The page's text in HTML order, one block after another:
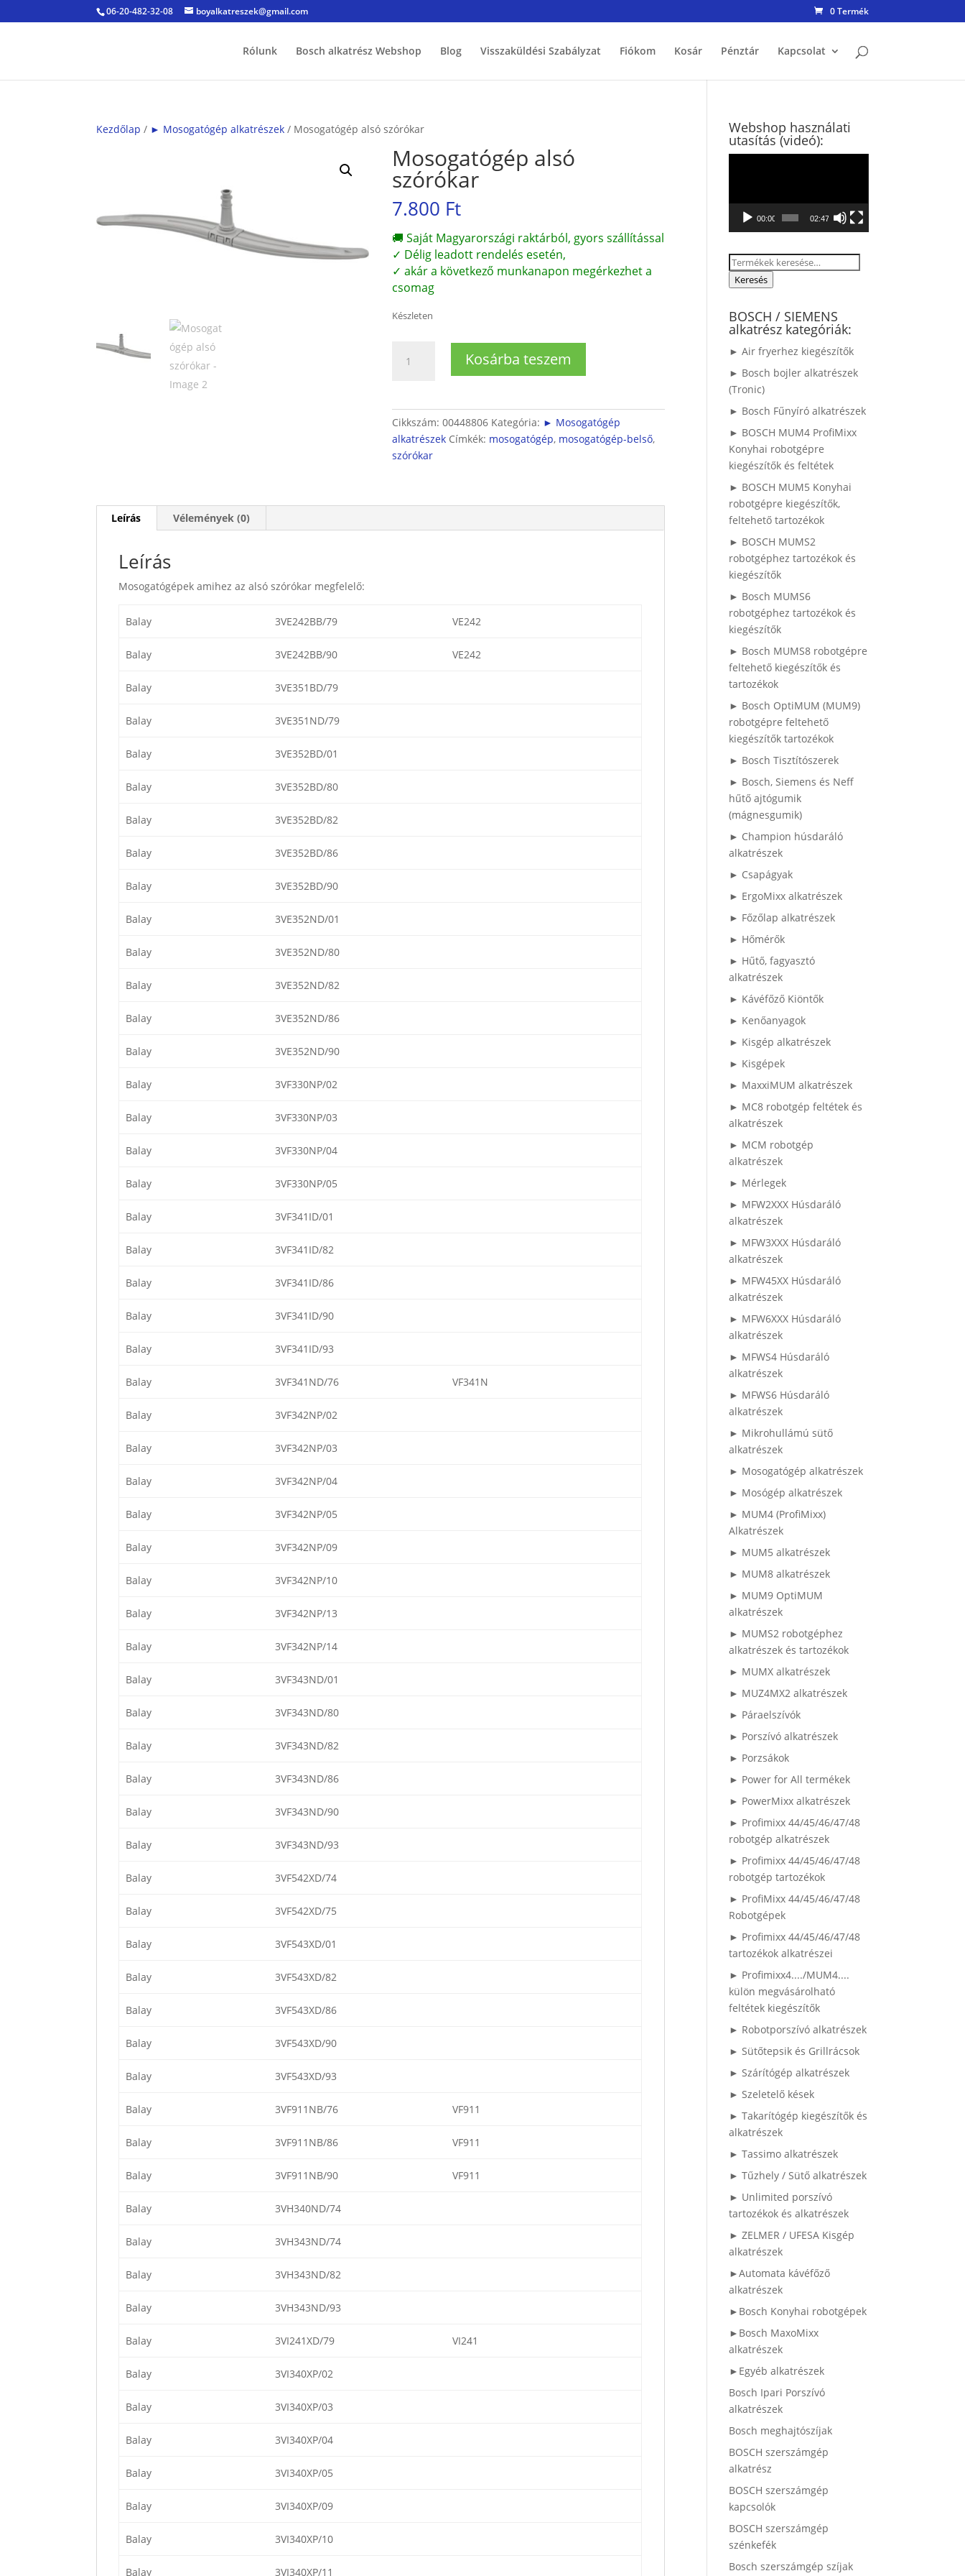
06-20-482-32-08 boyalkatreszek@gmail.com 0 Termék
Rólunk Bosch alkatrész Webshop Blog Visszaküldési Szabályzat Fiókom Kosár Pénztár Kapcsolat
Kezdőlap / ► Mosogatógép alkatrészek / Mosogatógép alsó szórókar
Mosogatógép alsó
szórókar
7.800 Ft
🚚 Saját Magyarországi raktárból, gyors szállítással
✓ Délig leadott rendelés esetén,
✓ akár a következő munkanapon megérkezhet a
csomag
Készleten
alsó
Kosárba teszem
Cikkszám:00448806 Kategória: ► Mosogatógép
alkatrészek Címkék: mosogatógép, mosogatógép-belső,
szórókar
Leírás Vélemények (0)
Leírás
Mosogatógépek amihez az alsó szórókar megfelelő:
Balay 3VE242BB/79 VE242
Balay 3VE242BB/90 VE242
Balay 3VE351BD/79
Balay 3VE351ND/79
Balay 3VE352BD/01
Balay 3VE352BD/80
Balay 3VE352BD/82
Balay 3VE352BD/86
Balay 3VE352BD/90
Balay 3VE352ND/01
Balay 3VE352ND/80
Balay 3VE352ND/82
Balay 3VE352ND/86
Balay 3VE352ND/90
Balay 3VF330NP/02
Balay 3VF330NP/03
Balay 3VF330NP/04
Balay 3VF330NP/05
Balay 3VF341ID/01
Balay 3VF341ID/82
Balay 3VF341ID/86
Balay 3VF341ID/90
Balay 3VF341ID/93
Balay 3VF341ND/76 VF341N
Balay 3VF342NP/02
Balay 3VF342NP/03
Balay 3VF342NP/04
Balay 3VF342NP/05
Balay 3VF342NP/09
Balay 3VF342NP/10
Balay 3VF342NP/13
Balay 3VF342NP/14
Balay 3VF343ND/01
Balay 3VF343ND/80
Balay 3VF343ND/82
Balay 3VF343ND/86
Balay 3VF343ND/90
Balay 3VF343ND/93
Balay 3VF542XD/74
Balay 3VF542XD/75
Balay 3VF543XD/01
Balay 3VF543XD/82
Balay 3VF543XD/86
Balay 3VF543XD/90
Balay 3VF543XD/93
Balay 3VF911NB/76 VF911
Balay 3VF911NB/86 VF911
Balay 3VF911NB/90 VF911
Balay 3VH340ND/74
Balay 3VH343ND/74
Balay 3VH343ND/82
Balay 3VH343ND/93
Balay 3VI241XD/79 VI241
Balay 3VI340XP/02
Balay 3VI340XP/03
Balay 3VI340XP/04
Balay 3VI340XP/05
Balay 3VI340XP/09
Balay 3VI340XP/10
Balay 3VI340XP/11
Webshop használati
utasítás (videó):
00:00 02:47
Keresés
Keresés
BOSCH / SIEMENS
alkatrész kategóriák:
► Air fryerhez kiegészítők
► Bosch bojler alkatrészek
(Tronic)
► Bosch Fűnyíró alkatrészek
► BOSCH MUM4 ProfiMixx
Konyhai robotgépre
kiegészítők és feltétek
► BOSCH MUM5 Konyhai
robotgépre kiegészítők,
feltehető tartozékok
► BOSCH MUMS2
robotgéphez tartozékok és
kiegészítők
► Bosch MUMS6
robotgéphez tartozékok és
kiegészítők
► Bosch MUMS8 robotgépre
feltehető kiegészítők és
tartozékok
► Bosch OptiMUM (MUM9)
robotgépre feltehető
kiegészítők tartozékok
► Bosch Tisztítószerek
► Bosch, Siemens és Neff
hűtő ajtógumik
(mágnesgumik)
► Champion húsdaráló
alkatrészek
► Csapágyak
► ErgoMixx alkatrészek
► Főzőlap alkatrészek
► Hőmérők
► Hűtő, fagyasztó
alkatrészek
► Kávéfőző Kiöntők
► Kenőanyagok
► Kisgép alkatrészek
► Kisgépek
► MaxxiMUM alkatrészek
► MC8 robotgép feltétek és
alkatrészek
► MCM robotgép
alkatrészek
► Mérlegek
► MFW2XXX Húsdaráló
alkatrészek
► MFW3XXX Húsdaráló
alkatrészek
► MFW45XX Húsdaráló
alkatrészek
► MFW6XXX Húsdaráló
alkatrészek
► MFWS4 Húsdaráló
alkatrészek
► MFWS6 Húsdaráló
alkatrészek
► Mikrohullámú sütő
alkatrészek
► Mosogatógép alkatrészek
► Mosógép alkatrészek
► MUM4 (ProfiMixx)
Alkatrészek
► MUM5 alkatrészek
► MUM8 alkatrészek
► MUM9 OptiMUM
alkatrészek
► MUMS2 robotgéphez
alkatrészek és tartozékok
► MUMX alkatrészek
► MUZ4MX2 alkatrészek
► Páraelszívók
► Porszívó alkatrészek
► Porzsákok
► Power for All termékek
► PowerMixx alkatrészek
► Profimixx 44/45/46/47/48
robotgép alkatrészek
► Profimixx 44/45/46/47/48
robotgép tartozékok
► ProfiMixx 44/45/46/47/48
Robotgépek
► Profimixx 44/45/46/47/48
tartozékok alkatrészei
► Profimixx4..../MUM4....
külön megvásárolható
feltétek kiegészítők
► Robotporszívó alkatrészek
► Sütőtepsik és Grillrácsok
► Szárítógép alkatrészek
► Szeletelő kések
► Takarítógép kiegészítők és
alkatrészek
► Tassimo alkatrészek
► Tűzhely / Sütő alkatrészek
► Unlimited porszívó
tartozékok és alkatrészek
► ZELMER / UFESA Kisgép
alkatrészek
►Automata kávéfőző
alkatrészek
►Bosch Konyhai robotgépek
►Bosch MaxoMixx
alkatrészek
►Egyéb alkatrészek
Bosch Ipari Porszívó
alkatrészek
Bosch meghajtószíjak
BOSCH szerszámgép
alkatrész
BOSCH szerszámgép
kapcsolók
BOSCH szerszámgép
szénkefék
Bosch szerszámgép szíjak